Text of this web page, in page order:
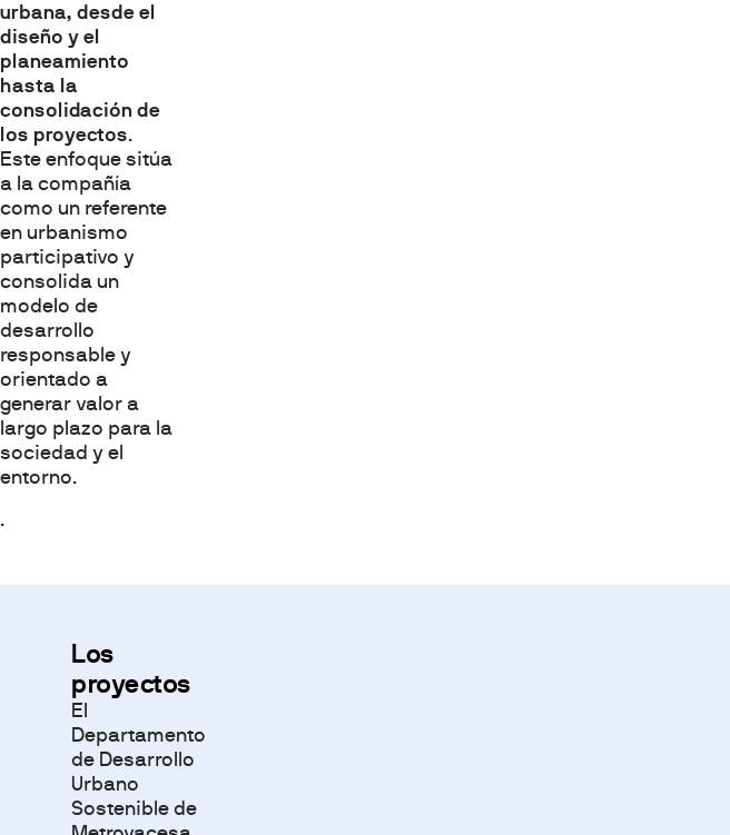
urbana, desde el
diseño y el
planeamiento
hasta la
consolidación de
los proyectos.
Este enfoque sitúa
a la compañía
como un referente
en urbanismo
participativo y
consolida un
modelo de
desarrollo
responsable y
orientado a
generar valor a
largo plazo para la
sociedad y el
entorno.
.
Los
proyectos
El
Departamento
de Desarrollo
Urbano
Sostenible de